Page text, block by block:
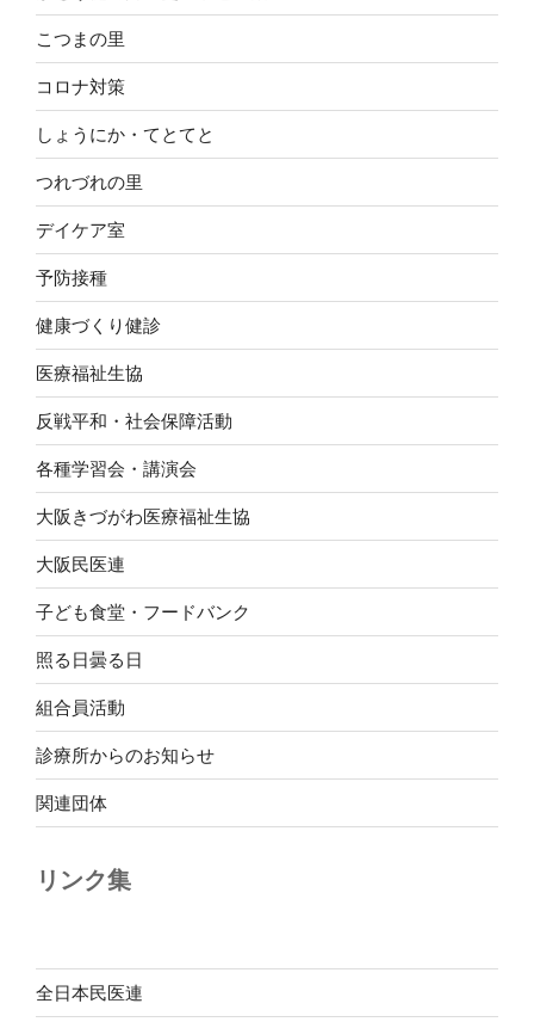
こつまの里
コロナ対策
しょうにか・てとてと
つれづれの里
デイケア室
予防接種
健康づくり健診
医療福祉生協
反戦平和・社会保障活動
各種学習会・講演会
大阪きづがわ医療福祉生協
大阪民医連
子ども食堂・フードバンク
照る日曇る日
組合員活動
診療所からのお知らせ
関連団体
リンク集
全日本民医連